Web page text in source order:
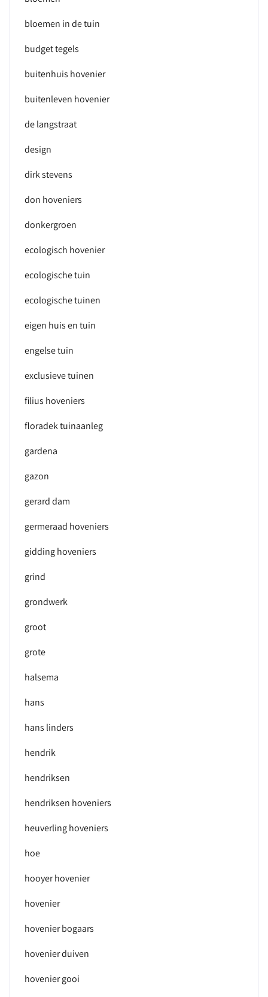
bloemen in de tuin
budget tegels
buitenhuis hovenier
buitenleven hovenier
de langstraat
design
dirk stevens
don hoveniers
donkergroen
ecologisch hovenier
ecologische tuin
ecologische tuinen
eigen huis en tuin
engelse tuin
exclusieve tuinen
filius hoveniers
floradek tuinaanleg
gardena
gazon
gerard dam
germeraad hoveniers
gidding hoveniers
grind
grondwerk
groot
grote
halsema
hans
hans linders
hendrik
hendriksen
hendriksen hoveniers
heuverling hoveniers
hoe
hooyer hovenier
hovenier
hovenier bogaars
hovenier duiven
hovenier gooi